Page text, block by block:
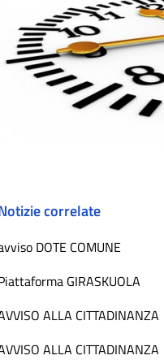
correlate
DOTE COMUNE
GIRASKUOLA
ALLA CITTADINANZA
ALLA CITTADINANZA